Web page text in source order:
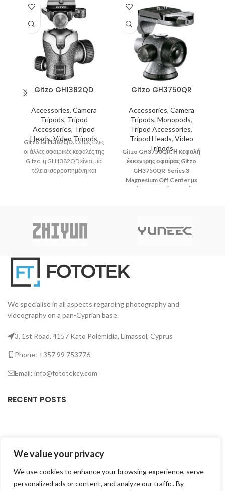
We value your privacy
We use cookies to enhance your browsing experience, serve
personalized ads or content, and analyze our traffic. By
Gitzo GH1382QD
Accessories, Camera
Tripods, Tripod
Accessories, Tripod
Heads,Video Tripods
Gitzo GH1382QD.Όπως όλες
οι άλλες σφαιρικές κεφαλές της
Gitzo, η GH1382QD είναι μια
τέλεια ισορροπημένη και
Gitzo GH3750QR
Accessories, Camera
Tripods, Monopods,
Tripod Accessories,
Tripod Heads, Video
Tripods
Gitzo GH3750QR. Η κεφαλή
έκκεντρης σφαίρας Gitzo
GH3750QR Series 3
Magnesium Off Center με
κατασκευασμένη από
We specialise in all aspects regarding photography and
videography on a pan-Cyprian base.
3, 1st Road, 4157 Kato Polemidia, Limassol, Cyprus
Phone: +357 99 753776
Email: info@fototekcy.com
RECENT POSTS
PRODUCT CATEGORIES